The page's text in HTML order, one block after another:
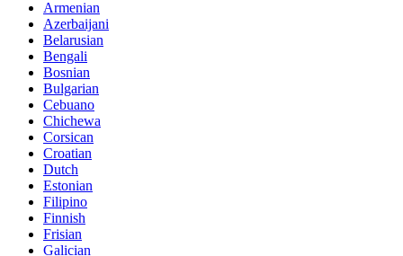
Armenian
Azerbaijani
Belarusian
Bengali
Bosnian
Bulgarian
Cebuano
Chichewa
Corsican
Croatian
Dutch
Estonian
Filipino
Finnish
Frisian
Galician